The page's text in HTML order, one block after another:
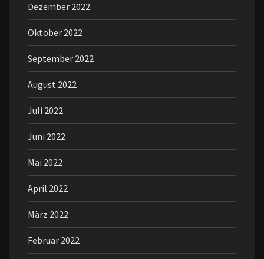
Dezember 2022
Oktober 2022
September 2022
August 2022
Juli 2022
Juni 2022
Mai 2022
April 2022
März 2022
Februar 2022